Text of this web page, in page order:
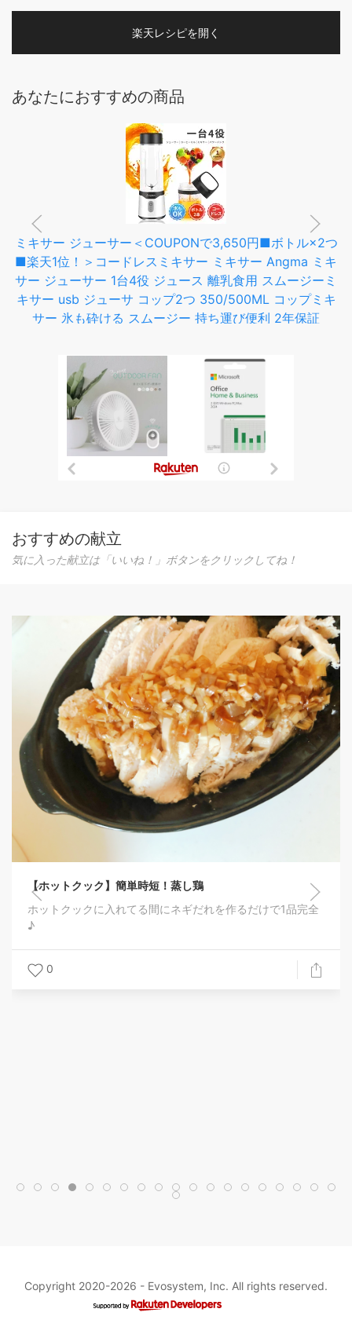
楽天レシピを開く
あなたにおすすめの商品
ミキサー ジューサー＜COUPONで3,650円■ボトル×2つ
■楽天1位！＞コードレスミキサー ミキサー Angma ミキ
サー ジューサー 1台4役 ジュース 離乳食用 スムージーミ
キサー usb ジューサ コップ2つ 350/500ML コップミキ
サー 氷も砕ける スムージー 持ち運び便利 2年保証
おすすめの献立
気に入った献立は「いいね！」ボタンをクリックしてね！
【ホットクック】簡単時短！蒸し鶏
ホットクックに入れてる間にネギだれを作るだけで1品完全
♪
0
Copyright 2020-2026 - Evosystem, Inc. All rights reserved.